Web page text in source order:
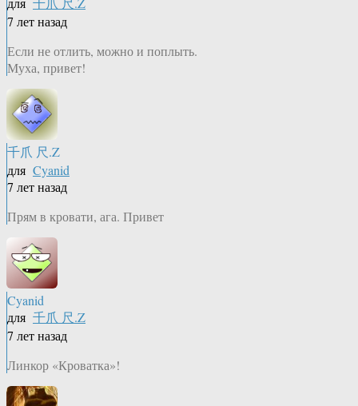
7 лет назад
Если не отлить, можно и поплыть.
Муха, привет!
千爪 尺.Z
для Cyanid
7 лет назад
Прям в кровати, ага. Привет
Cyanid
для 千爪 尺.Z
7 лет назад
Линкор «Кроватка»!